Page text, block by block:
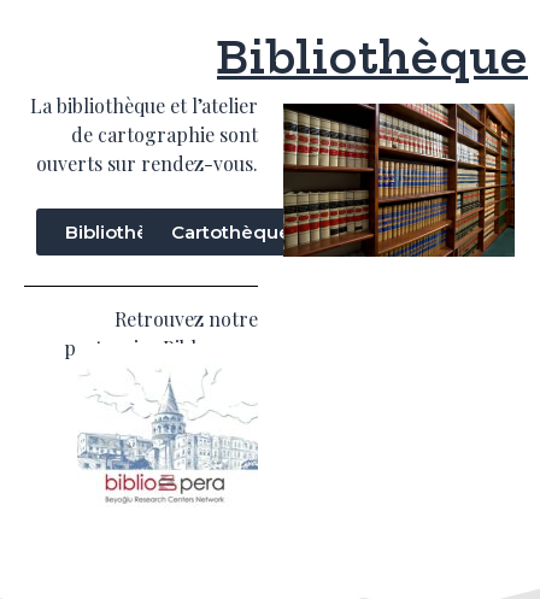
Bibliothèque
La bibliothèque et l’atelier
de cartographie sont
ouverts sur rendez-vous.
BibliothèqueCartothèque
Retrouvez notre
partenaire Biblopera :